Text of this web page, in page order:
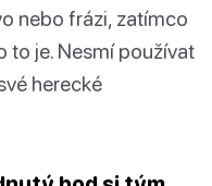
nebo frázi, zatímco
to je. Nesmí používat
herecké